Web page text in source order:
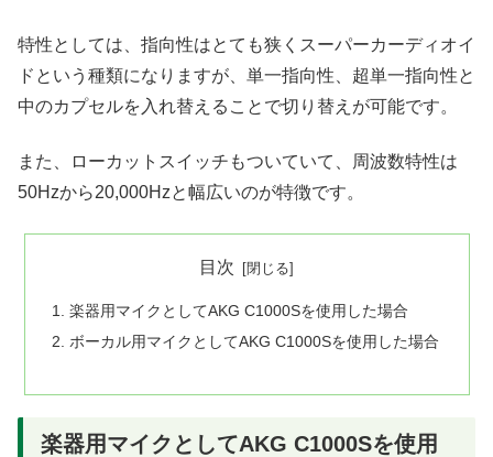
特性としては、指向性はとても狭くスーパーカーディオイ
ドという種類になりますが、単一指向性、超単一指向性と
中のカプセルを入れ替えることで切り替えが可能です。
また、ローカットスイッチもついていて、周波数特性は
50Hzから20,000Hzと幅広いのが特徴です。
目次
楽器用マイクとしてAKG C1000Sを使用した場合
ボーカル用マイクとしてAKG C1000Sを使用した場合
楽器用マイクとしてAKG C1000Sを使用